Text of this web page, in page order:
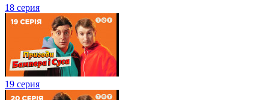
18 серия
19 серия